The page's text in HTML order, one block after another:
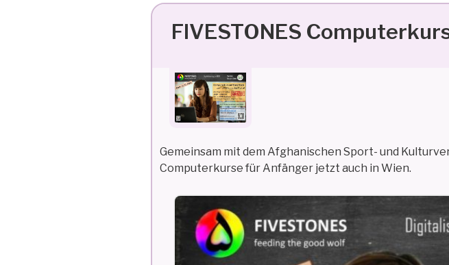
FIVESTONES
Gemeinsam mit dem Afghanischen Sport- und
Computerkurse für Anfänger jetzt auch in Wien.